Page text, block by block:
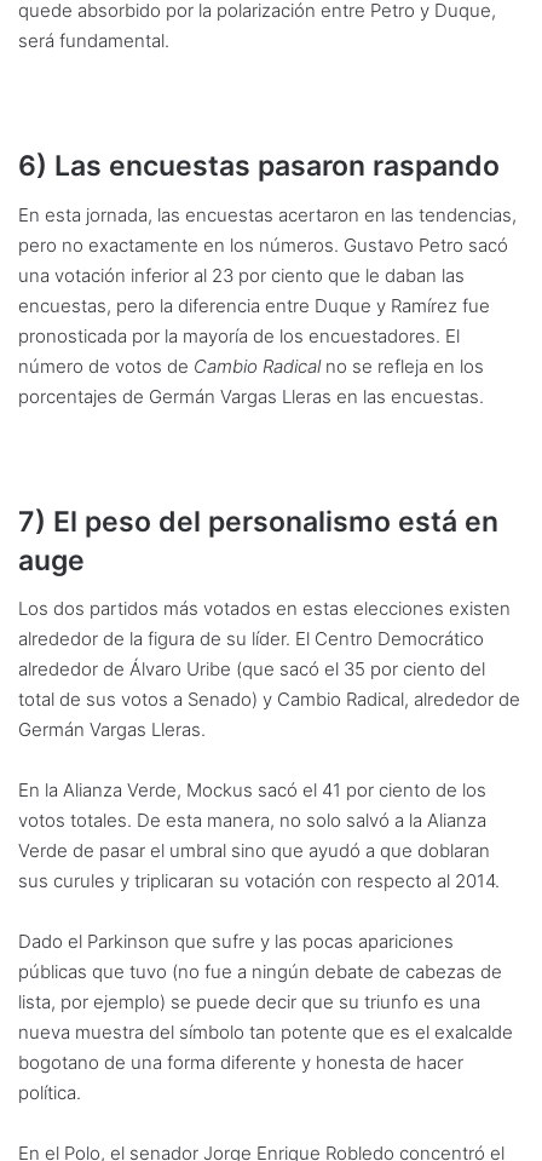
quede absorbido por la polarización entre Petro y Duque,
será fundamental.
6) Las encuestas pasaron raspando
En esta jornada, las encuestas acertaron en las tendencias,
pero no exactamente en los números. Gustavo Petro sacó
una votación inferior al 23 por ciento que le daban las
encuestas, pero la diferencia entre Duque y Ramírez fue
pronosticada por la mayoría de los encuestadores. El
número de votos de Cambio Radicalno se refleja en los
porcentajes de Germán Vargas Lleras en las encuestas.
7) El peso del personalismo está en
auge
Los dos partidos más votados en estas elecciones existen
alrededor de la figura de su líder. El Centro Democrático
alrededor de Álvaro Uribe (que sacó el 35 por ciento del
total de sus votos a Senado) y Cambio Radical, alrededor de
Germán Vargas Lleras.
En la Alianza Verde, Mockus sacó el 41 por ciento de los
votos totales. De esta manera, no solo salvó a la Alianza
Verde de pasar el umbral sino que ayudó a que doblaran
sus curules y triplicaran su votación con respecto al 2014.
Dado el Parkinson que sufre y las pocas apariciones
públicas que tuvo (no fue a ningún debate de cabezas de
lista, por ejemplo) se puede decir que su triunfo es una
nueva muestra del símbolo tan potente que es el exalcalde
bogotano de una forma diferente y honesta de hacer
política.
En el Polo, el senador Jorge Enrique Robledo concentró el